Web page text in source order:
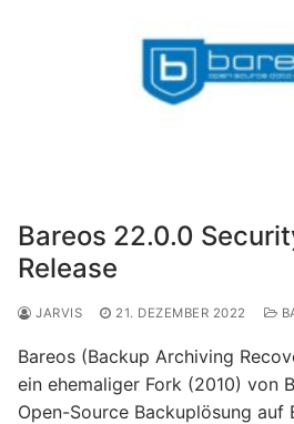
Bareos 22.0.0
Release
JARVIS 21. DEZEMBER 2022
Bareos (Backup Archiving
ein ehemaliger Fork (2010) von
Open-Source Backuplösung auf